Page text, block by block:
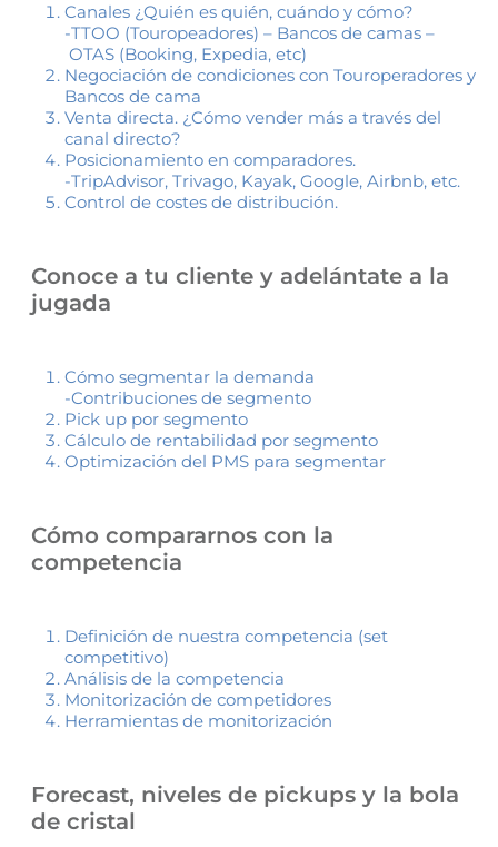
Canales ¿Quién es quién, cuándo y cómo?
-TTOO (Touropeadores) – Bancos de camas –
OTAS (Booking, Expedia, etc)
Negociación de condiciones con Touroperadores y
Bancos de cama
Venta directa. ¿Cómo vender más a través del
canal directo?
Posicionamiento en comparadores.
-TripAdvisor, Trivago, Kayak, Google, Airbnb, etc.
Control de costes de distribución.
Conoce a tu cliente y adelántate a la
jugada
Cómo segmentar la demanda
-Contribuciones de segmento
Pick up por segmento
Cálculo de rentabilidad por segmento
Optimización del PMS para segmentar
Cómo compararnos con la
competencia
Definición de nuestra competencia (set
competitivo)
Análisis de la competencia
Monitorización de competidores
Herramientas de monitorización
Forecast, niveles de pickups y la bola
de cristal